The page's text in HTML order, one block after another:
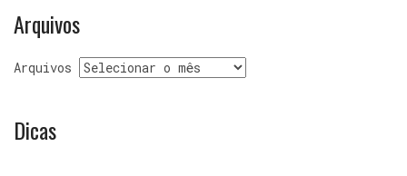
Arquivos
Arquivos
Dicas